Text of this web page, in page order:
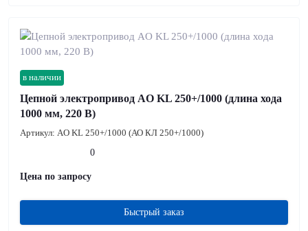
в наличии
Цепной электропривод AO KL 250+/1000 (длина хода
1000 мм, 220 В)
Артикул: AO KL 250+/1000 (АО КЛ 250+/1000)
0
Цена по запросу
Быстрый заказ